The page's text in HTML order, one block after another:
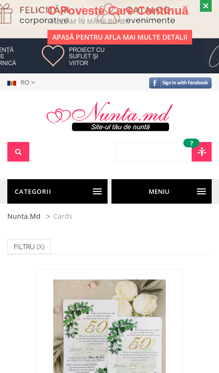
O Poveste Care Continuă
PREDĂM ÎN MÂINI BUNE
APASĂ PENTRU AFLA MAI MULTE DETALII
RO
?
CATEGORII MENIU
Nunta.md Cards
FILTRU (X)